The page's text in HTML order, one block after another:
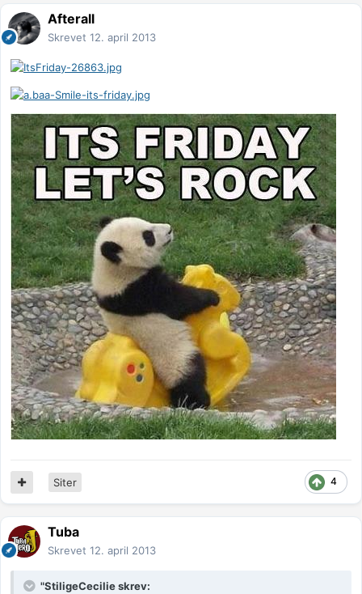
Afterall
Skrevet 12. april 2013
4
Siter
Tuba
Skrevet 12. april 2013
"StiligeCecilie skrev: